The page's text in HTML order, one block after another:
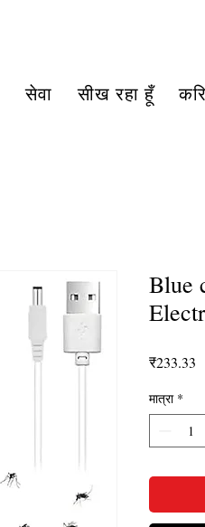
सेवा सीख रहा हूँ
Blue
₹233.33
मात्रा *